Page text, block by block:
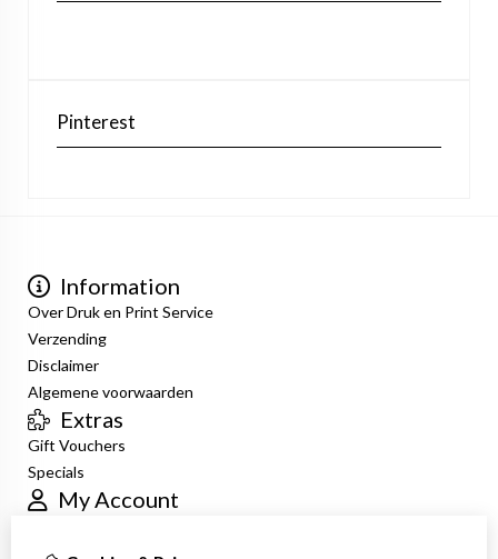
Pinterest
Information
Over Druk en Print Service
Verzending
Disclaimer
Algemene voorwaarden
Extras
Gift Vouchers
Specials
My Account
Order History